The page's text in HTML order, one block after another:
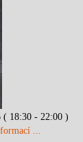
( 18:30 - 22:00 )
...